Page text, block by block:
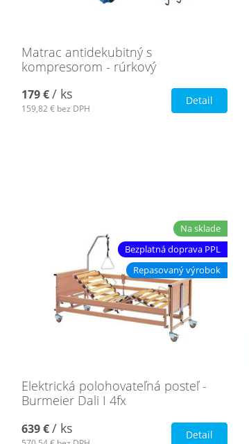
Matrac antidekubitný s
kompresorom - rúrkový
179 €/ ks
159,82 € bez DPH
Detail
Na sklade
Bezplatná doprava PPL
Repasovaný výrobok
Elektrická polohovateľná posteľ -
Burmeier Dali I 4fx
639 €/ ks Detail